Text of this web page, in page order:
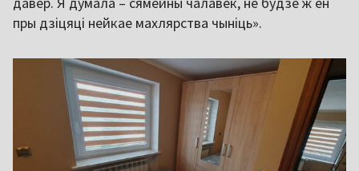
пры дзіцяці нейкае махлярства чыніць».